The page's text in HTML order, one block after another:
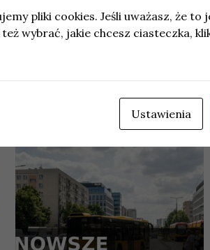
dla dzieci
pliki cookies. Jeśli uważasz, że
wybrać, jakie chcesz ciasteczka,
Ustawienia